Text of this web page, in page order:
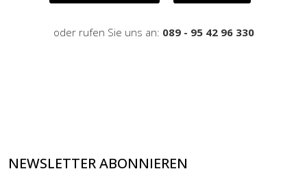
oder rufen Sie uns an: 089 - 95 42 96 330
NEWSLETTER ABONNIEREN